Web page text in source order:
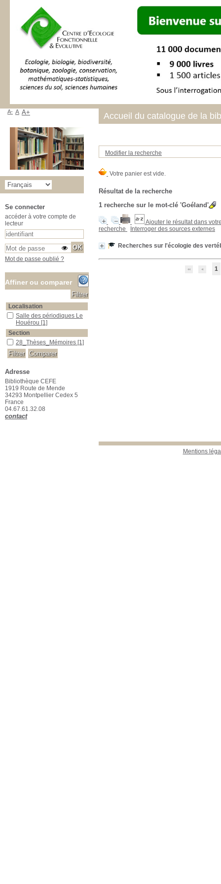
Modifier la recherche
Résultat de la recherche
1 recherche sur le mot-clé 'Goéland'
Ajouter le résultat dans
recherche
Interroger des sources externes
Recherches sur l'écologie des
1
Mentions
Accueil du catalogue de la
A- A A+
Se connecter
accéder à votre compte de
lecteur
Mot de passe oublié ?
Affiner ou comparer
Localisation
Salle des périodiques Le Houérou
Salle des périodiques Le
Houérou [1]
Section
28_Thèses_Mémoires
28_Thèses_Mémoires [1]
Adresse
Bibliothèque CEFE
1919 Route de Mende
34293 Montpellier Cedex 5
France
04.67.61.32.08
contact